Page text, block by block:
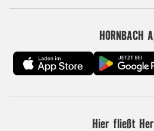
HORNBACH
Hier fließt